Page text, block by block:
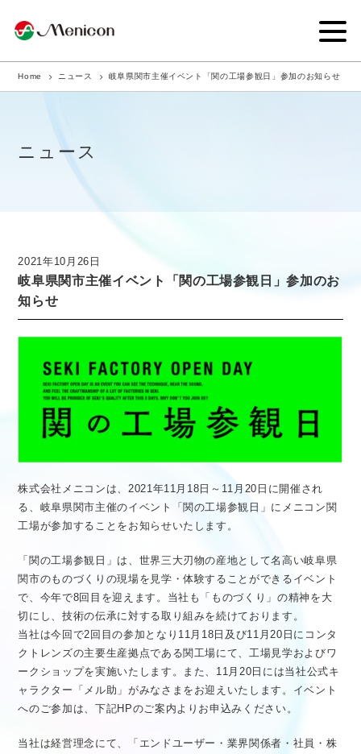
企業情報
商品サイト
ニュース
採用情報
医療従事者向け情報 GLOBAL
Home ニュース 岐阜県関市主催イベント「関の工場参観日」参加のお知らせ
ニュース
2021年10月26日
岐阜県関市主催イベント「関の工場参観日」参加のお
知らせ
株式会社メニコンは、2021年11月18日～11月20日に開催され
る、岐阜県関市主催のイベント「関の工場参観日」にメニコン関
工場が参加することをお知らせいたします。
「関の工場参観日」は、世界三大刃物の産地として名高い岐阜県
関市のものづくりの現場を見学・体験することができるイベント
で、今年で8回目を迎えます。当社も「ものづくり」の精神を大
切にし、技術の伝承に対する取り組みを続けております。
当社は今回で2回目の参加となり11月18日及び11月20日にコンタ
クトレンズの主要生産拠点である関工場にて、工場見学およびワ
ークショップを実施いたします。また、11月20日には当社公式キ
ャラクター「メル助」がみなさまをお迎えいたします。イベント
へのご参加は、下記HPのご案内よりお申込みください。
当社は経営理念にて、「エンドユーザー・業界関係者・社員・株